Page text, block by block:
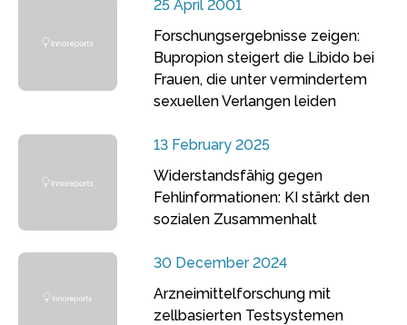
25 April 2001
Forschungsergebnisse zeigen:
Bupropion steigert die Libido bei
Frauen, die unter vermindertem
sexuellen Verlangen leiden
13 February 2025
Widerstandsfähig gegen
Fehlinformationen: KI stärkt den
sozialen Zusammenhalt
30 December 2024
Arzneimittelforschung mit
zellbasierten Testsystemen